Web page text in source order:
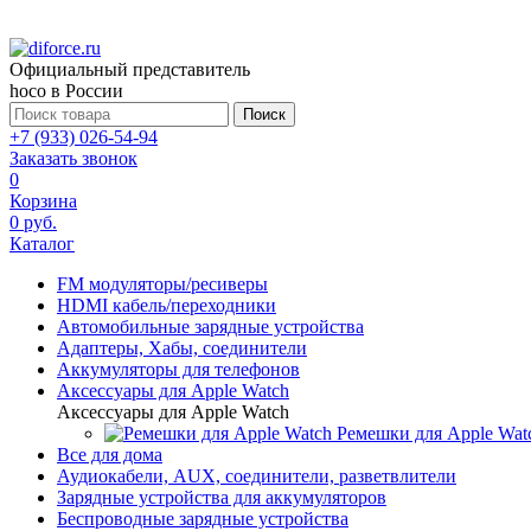
Официальный представитель
hoco в России
Поиск
+7 (933) 026-54-94
Заказать звонок
0
Корзина
0 руб.
Каталог
FM модуляторы/ресиверы
HDMI кабель/переходники
Автомобильные зарядные устройства
Адаптеры, Хабы, соединители
Аккумуляторы для телефонов
Аксессуары для Apple Watch
Аксессуары для Apple Watch
Ремешки для Apple
Все для дома
Аудиокабели, AUX, соединители, разветвлители
Зарядные устройства для аккумуляторов
Беспроводные зарядные устройства